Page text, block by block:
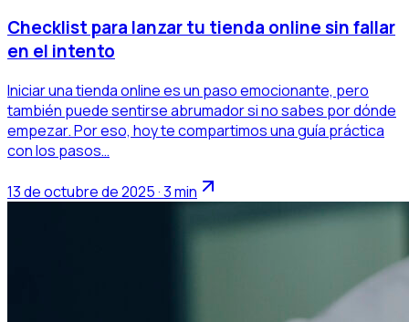
Checklist para lanzar tu tienda online sin fallar
en el intento
Iniciar una tienda online es un paso emocionante, pero
también puede sentirse abrumador si no sabes por dónde
empezar. Por eso, hoy te compartimos una guía práctica
con los pasos…
13 de octubre de 2025 · 3 min